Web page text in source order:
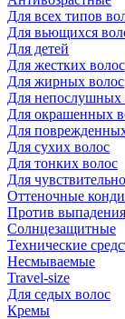
Для всех типов
Для вьющихся
Для детей
Для жестких волос
Для жирных волос
Для непослушных
Для окрашенных
Для
Для сухих волос
Для тонких волос
Для
Оттеночные
Против
Солнцезащитные
Технические
Несмываемые
Travel-size
Для седых волос
Кремы